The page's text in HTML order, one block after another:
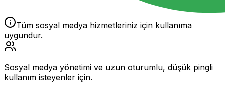
Tüm sosyal medya hizmetleriniz için kullanıma
uygundur.
Sosyal medya yönetimi ve uzun oturumlu, düşük pingli
kullanım isteyenler için.